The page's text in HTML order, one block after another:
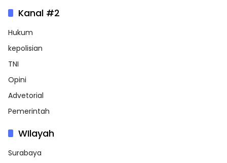
Kanal #2
Hukum
kepolisian
TNI
Opini
Advetorial
Pemerintah
WIlayah
Surabaya